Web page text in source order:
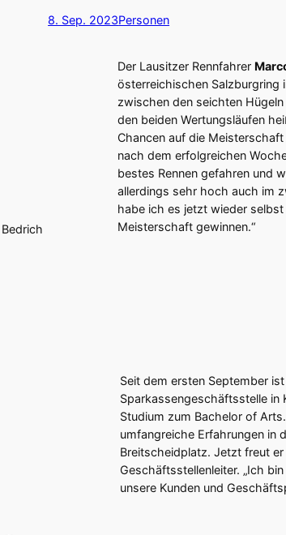
8. Sep. 2023Personen
Der Lausitzer Rennfahrer
österreichischen Salzburgring
zwischen den seichten
den beiden Wertungsläufen
Chancen auf die
nach dem erfolgreichen
bestes Rennen gefahren und
allerdings sehr hoch auch im
habe ich es jetzt wieder
Meisterschaft gewinnen.“
Seit dem ersten September ist
Sparkassengeschäftsstelle in
Studium zum Bachelor of
umfangreiche Erfahrungen in
Breitscheidplatz. Jetzt freut
Geschäftsstellenleiter. „Ich
unsere Kunden und